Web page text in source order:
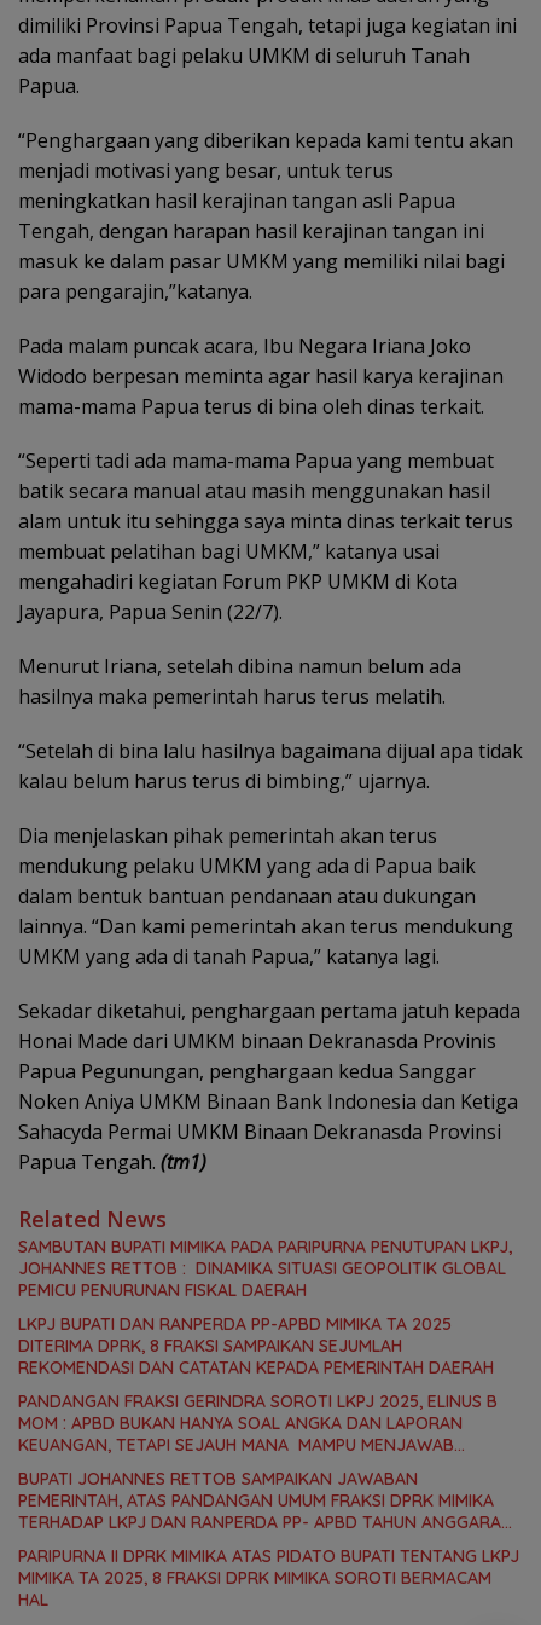
dimiliki Provinsi Papua Tengah, tetapi juga kegiatan ini
ada manfaat bagi pelaku UMKM di seluruh Tanah
Papua.
“Penghargaan yang diberikan kepada kami tentu akan
menjadi motivasi yang besar, untuk terus
meningkatkan hasil kerajinan tangan asli Papua
Tengah, dengan harapan hasil kerajinan tangan ini
masuk ke dalam pasar UMKM yang memiliki nilai bagi
para pengarajin,”katanya.
Pada malam puncak acara, Ibu Negara Iriana Joko
Widodo berpesan meminta agar hasil karya kerajinan
mama-mama Papua terus di bina oleh dinas terkait.
“Seperti tadi ada mama-mama Papua yang membuat
batik secara manual atau masih menggunakan hasil
alam untuk itu sehingga saya minta dinas terkait terus
membuat pelatihan bagi UMKM,” katanya usai
mengahadiri kegiatan Forum PKP UMKM di Kota
Jayapura, Papua Senin (22/7).
Menurut Iriana, setelah dibina namun belum ada
hasilnya maka pemerintah harus terus melatih.
“Setelah di bina lalu hasilnya bagaimana dijual apa tidak
kalau belum harus terus di bimbing,” ujarnya.
Dia menjelaskan pihak pemerintah akan terus
mendukung pelaku UMKM yang ada di Papua baik
dalam bentuk bantuan pendanaan atau dukungan
lainnya. “Dan kami pemerintah akan terus mendukung
UMKM yang ada di tanah Papua,” katanya lagi.
Sekadar diketahui, penghargaan pertama jatuh kepada
Honai Made dari UMKM binaan Dekranasda Provinis
Papua Pegunungan, penghargaan kedua Sanggar
Noken Aniya UMKM Binaan Bank Indonesia dan Ketiga
Sahacyda Permai UMKM Binaan Dekranasda Provinsi
Papua Tengah. (tm1)
Related News
SAMBUTAN BUPATI MIMIKA PADA PARIPURNA PENUTUPAN LKPJ,
JOHANNES RETTOB : DINAMIKA SITUASI GEOPOLITIK GLOBAL
PEMICU PENURUNAN FISKAL DAERAH
LKPJ BUPATI DAN RANPERDA PP-APBD MIMIKA TA 2025
DITERIMA DPRK, 8 FRAKSI SAMPAIKAN SEJUMLAH
REKOMENDASI DAN CATATAN KEPADA PEMERINTAH DAERAH
PANDANGAN FRAKSI GERINDRA SOROTI LKPJ 2025, ELINUS B
MOM : APBD BUKAN HANYA SOAL ANGKA DAN LAPORAN
KEUANGAN, TETAPI SEJAUH MANA MAMPU MENJAWAB
BUPATI JOHANNES RETTOB SAMPAIKAN JAWABAN
PEMERINTAH, ATAS PANDANGAN UMUM FRAKSI DPRK MIMIKA
TERHADAP LKPJ DAN RANPERDA PP- APBD TAHUN ANGGARAN
PARIPURNA II DPRK MIMIKA ATAS PIDATO BUPATI TENTANG LKPJ
MIMIKA TA 2025, 8 FRAKSI DPRK MIMIKA SOROTI BERMACAM
HAL